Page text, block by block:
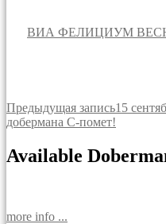
ВИА ФЕЛИЦИУМ
Навигация
по
записям
Предыдущая запись15
добермана С-помет!
Available
more info ...